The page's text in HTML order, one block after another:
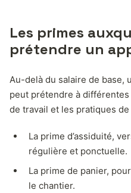
Les primes
prétendre un
Au-delà du salaire de base,
peut prétendre à
de travail et les pratiques de
La prime d’assiduité,
régulière et ponctuelle.
La prime de panier,
le chantier.